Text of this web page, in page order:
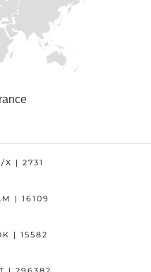
X | 2731
| 16109
| 15582